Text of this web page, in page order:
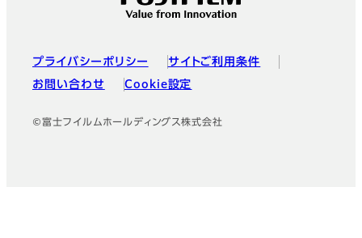
プライバシーポリシー
サイトご利用条件
お問い合わせ
Cookie設定
©富士フイルムホールディングス株式会社